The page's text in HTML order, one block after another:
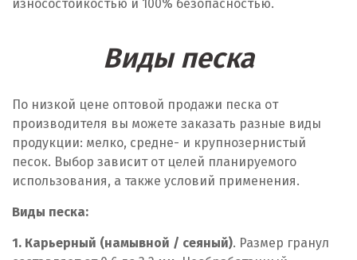
Р
Рудный
износостойкостью и 100% безопасностью.
Виды песка
По низкой цене оптовой продажи песка от
производителя вы можете заказать разные виды
продукции: мелко, средне- и крупнозернистый
песок. Выбор зависит от целей планируемого
использования, а также условий применения.
Виды песка:
1. Карьерный (намывной / сеяный). Размер гранул